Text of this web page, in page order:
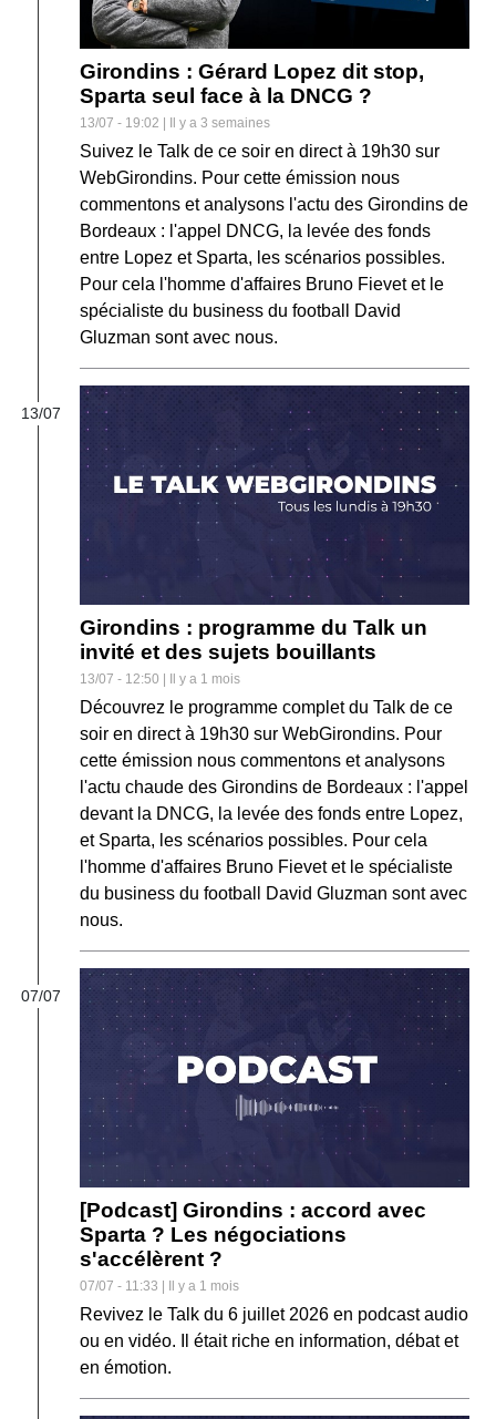
Girondins : Gérard Lopez dit stop,
Sparta seul face à la DNCG ?
13/07 - 19:02 | Il y a 3 semaines
Suivez le Talk de ce soir en direct à 19h30 sur
WebGirondins. Pour cette émission nous
commentons et analysons l'actu des Girondins de
Bordeaux : l'appel DNCG, la levée des fonds
entre Lopez et Sparta, les scénarios possibles.
Pour cela l'homme d'affaires Bruno Fievet et le
spécialiste du business du football David
Gluzman sont avec nous.
13/07
Girondins : programme du Talk un
invité et des sujets bouillants
13/07 - 12:50 | Il y a 1 mois
Découvrez le programme complet du Talk de ce
soir en direct à 19h30 sur WebGirondins. Pour
cette émission nous commentons et analysons
l'actu chaude des Girondins de Bordeaux : l'appel
devant la DNCG, la levée des fonds entre Lopez,
et Sparta, les scénarios possibles. Pour cela
l'homme d'affaires Bruno Fievet et le spécialiste
du business du football David Gluzman sont avec
nous.
07/07
[Podcast] Girondins : accord avec
Sparta ? Les négociations
s'accélèrent ?
07/07 - 11:33 | Il y a 1 mois
Revivez le Talk du 6 juillet 2026 en podcast audio
ou en vidéo. Il était riche en information, débat et
en émotion.